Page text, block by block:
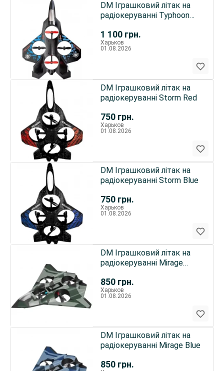
1 100 грн.
DM Іграшковий літак на
радіокеруванні Typhoon
Харьков
01.08.2026
750 грн.
DM Іграшковий літак на
радіокеруванні Storm Red
Харьков
01.08.2026
750 грн.
DM Іграшковий літак на
радіокеруванні Storm Blue
Харьков
01.08.2026
850 грн.
DM Іграшковий літак на
радіокеруванні Mirage
Харьков
01.08.2026
850 грн.
DM Іграшковий літак на
радіокеруванні Mirage Blue